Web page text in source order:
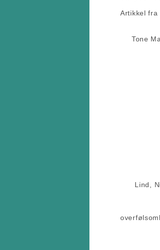
Artikkel fra
Tone
Lind,